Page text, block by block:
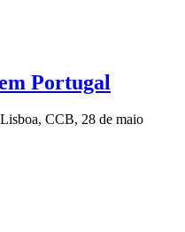
Portugal
CCB, 28 de maio